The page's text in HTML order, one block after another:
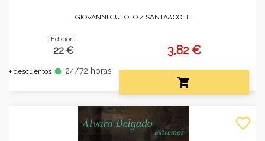
GIOVANNI CUTOLO / SANTA&COLE
Edición:
22 €
+ descuentos fiber_manual_record 24/72 horas
3,82 €

favorite_border